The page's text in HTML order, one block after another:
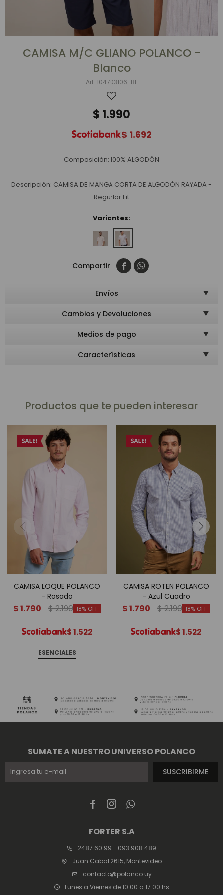
CAMISA M/C GLIANO POLANCO -
Blanco
104703106-BL
$ 1.990
$ 1.692
Composición: 100% ALGODÓN
Descripción: CAMISA DE MANGA CORTA DE ALGODÓN RAYADA -
Regurlar Fit
Variantes:
 
Envíos
Cambios y Devoluciones
Medios de pago
Características
Productos que te pueden interesar
CAMISA LOQUE POLANCO
- Rosado
$1.790 $2.190 18
$1.522
ESENCIALES
CAMISA ROTEN POLANCO
- Azul Cuadro
$1.790 $2.190 18
$1.522
  
FORTER S.A
2487 60 99 - 093 908 489
Juan Cabal 2615, Montevideo
contacto@polanco.uy
Lunes a Viernes de 10:00 a 17:00 hs
SUMATE A NUESTRO UNIVERSO POLANCO
SUSCRIBIRME